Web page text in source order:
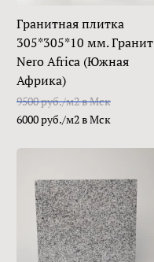
Гранитная плитка
305*305*10 мм. Гранит
Nero Africa (Южная
Африка)
9500 руб./м2 в Мск
6000 руб./м2 в Мск